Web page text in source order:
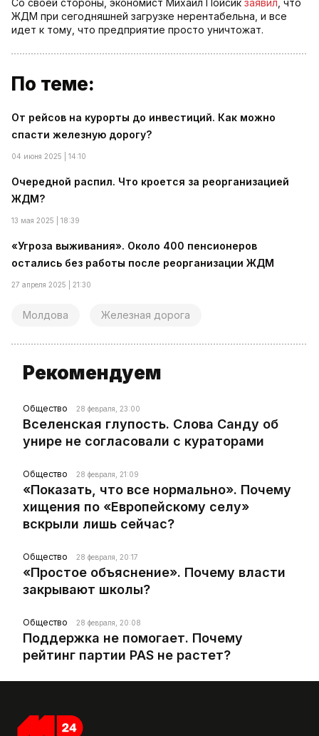
Со своей стороны, экономист Михаил Пойсик заявил , что
ЖДМ при сегодняшней загрузке нерентабельна, и все
идет к тому, что предприятие просто уничтожат.
По теме:
От рейсов на курорты до инвестиций. Как можно
спасти железную дорогу?
04 июня 2025 | 14:10
Очередной распил. Что кроется за реорганизацией
ЖДМ?
13 мая 2025 | 18:39
«Угроза выживания». Около 400 пенсионеров
остались без работы после реорганизации ЖДМ
27 апреля 2025 | 21:30
Молдова Железная дорога
Рекомендуем
Общество 28 февраля, 23:00
Вселенская глупость. Слова Санду об
унире не согласовали с кураторами
Общество 28 февраля, 21:09
«Показать, что все нормально». Почему
хищения по «Европейскому селу»
вскрыли лишь сейчас?
Общество 28 февраля, 20:17
«Простое объяснение». Почему власти
закрывают школы?
Общество 28 февраля, 20:08
Поддержка не помогает. Почему
рейтинг партии PAS не растет?